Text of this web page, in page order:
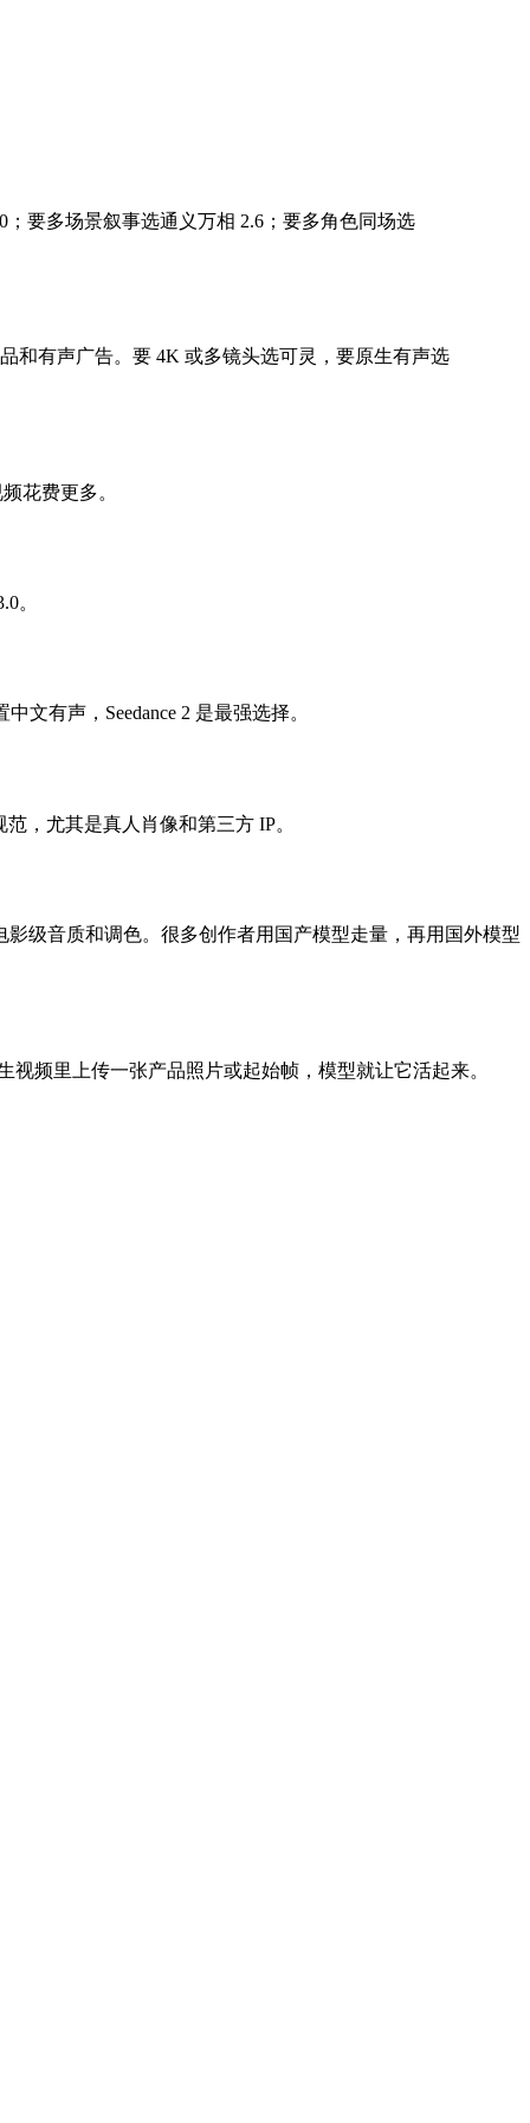
要多场景叙事选通义万相 2.6；要多角色同场选
和有声广告。要 4K 或多镜头选可灵，要原生有声选
花费更多。
。
文有声，Seedance 2 是最强选择。
，尤其是真人肖像和第三方 IP。
级音质和调色。很多创作者用国产模型走量，再用国外模型
视频里上传一张产品照片或起始帧，模型就让它活起来。